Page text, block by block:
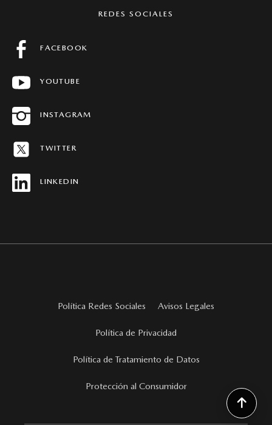
REVISTAS MAZDA STORIES
PREGUNTAS FRECUENTES
MAPA DEL SITIO
REDES SOCIALES
FACEBOOK
YOUTUBE
INSTAGRAM
TWITTER
LINKEDIN
Política Redes Sociales Avisos Legales
Política de Privacidad
Política de Tratamiento de Datos
Protección al Consumidor